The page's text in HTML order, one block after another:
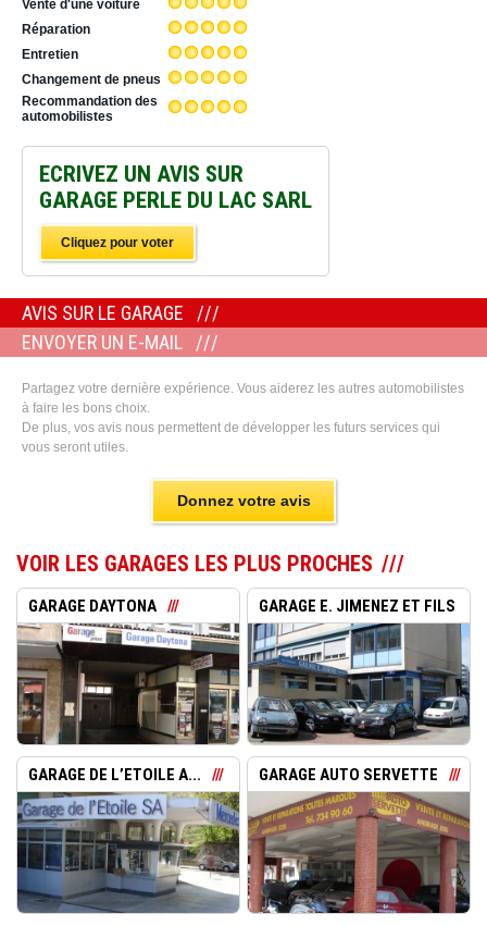
Vente d'une voiture
Réparation
Entretien
Changement de pneus
Recommandation des
automobilistes
ECRIVEZ UN AVIS SUR
GARAGE PERLE DU LAC SARL
Cliquez pour voter
AVIS SUR LE GARAGE
ENVOYER UN E-MAIL
Partagez votre dernière expérience. Vous aiderez les autres automobilistes
à faire les bons choix.
De plus, vos avis nous permettent de développer les futurs services qui
vous seront utiles.
Donnez votre avis
VOIR LES GARAGES LES PLUS PROCHES
GARAGE DAYTONA
GARAGE E. JIMENEZ ET FILS
...
GARAGE DE L’ETOILE A... GARAGE AUTO SERVETTE